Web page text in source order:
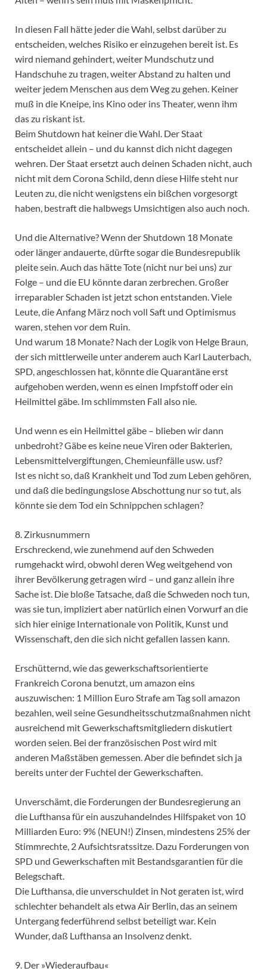
In diesen Fall hätte jeder die Wahl, selbst darüber zu
entscheiden, welches Risiko er einzugehen bereit ist. Es
wird niemand gehindert, weiter Mundschutz und
Handschuhe zu tragen, weiter Abstand zu halten und
weiter jedem Menschen aus dem Weg zu gehen. Keiner
muß in die Kneipe, ins Kino oder ins Theater, wenn ihm
das zu riskant ist.
Beim Shutdown hat keiner die Wahl. Der Staat
entscheidet allein – und du kannst dich nicht dagegen
wehren. Der Staat ersetzt auch deinen Schaden nicht, auch
nicht mit dem Corona Schild, denn diese Hilfe steht nur
Leuten zu, die nicht wenigstens ein bißchen vorgesorgt
haben, bestraft die halbwegs Umsichtigen also auch noch.
Und die Alternative? Wenn der Shutdown 18 Monate
oder länger andauerte, dürfte sogar die Bundesrepublik
pleite sein. Auch das hätte Tote (nicht nur bei uns) zur
Folge – und die EU könnte daran zerbrechen. Großer
irreparabler Schaden ist jetzt schon entstanden. Viele
Leute, die Anfang März noch voll Saft und Optimismus
waren, stehen vor dem Ruin.
Und warum 18 Monate? Nach der Logik von Helge Braun,
der sich mittlerweile unter anderem auch Karl Lauterbach,
SPD, angeschlossen hat, könnte die Quarantäne erst
aufgehoben werden, wenn es einen Impfstoff oder ein
Heilmittel gäbe. Im schlimmsten Fall also nie.
Und wenn es ein Heilmittel gäbe – blieben wir dann
unbedroht? Gäbe es keine neue Viren oder Bakterien,
Lebensmittelvergiftungen, Chemieunfälle usw. usf?
Ist es nicht so, daß Krankheit und Tod zum Leben gehören,
und daß die bedingungslose Abschottung nur so tut, als
könnte sie dem Tod ein Schnippchen schlagen?
8. Zirkusnummern
Erschreckend, wie zunehmend auf den Schweden
rumgehackt wird, obwohl deren Weg weitgehend von
ihrer Bevölkerung getragen wird – und ganz allein ihre
Sache ist. Die bloße Tatsache, daß die Schweden noch tun,
was sie tun, impliziert aber natürlich einen Vorwurf an die
sich hier einige Internationale von Politik, Kunst und
Wissenschaft, den die sich nicht gefallen lassen kann.
Erschütternd, wie das gewerkschaftsorientierte
Frankreich Corona benutzt, um amazon eins
auszuwischen: 1 Million Euro Strafe am Tag soll amazon
bezahlen, weil seine Gesundheitsschutzmaßnahmen nicht
ausreichend mit Gewerkschaftsmitgliedern diskutiert
worden seien. Bei der französischen Post wird mit
anderen Maßstäben gemessen. Aber die befindet sich ja
bereits unter der Fuchtel der Gewerkschaften.
Unverschämt, die Forderungen der Bundesregierung an
die Lufthansa für ein auszuhandelndes Hilfspaket von 10
Milliarden Euro: 9% (NEUN!) Zinsen, mindestens 25% der
Stimmrechte, 2 Aufsichtsratssitze. Dazu Forderungen von
SPD und Gewerkschaften mit Bestandsgarantien für die
Belegschaft.
Die Lufthansa, die unverschuldet in Not geraten ist, wird
schlechter behandelt als etwa Air Berlin, das an seinem
Untergang federführend selbst beteiligt war. Kein
Wunder, daß Lufthansa an Insolvenz denkt.
9. Der »Wiederaufbau«